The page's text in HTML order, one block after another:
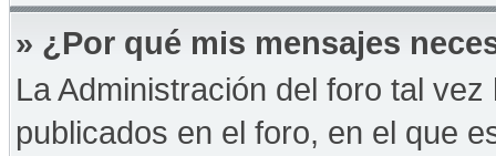
» ¿Por qué mis mensajes
La Administración del foro tal
publicados en el foro, en el que